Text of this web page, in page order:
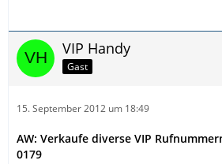
VIP Handy
Gast
15. September 2012 um 18:49
AW: Verkaufe diverse VIP
0179